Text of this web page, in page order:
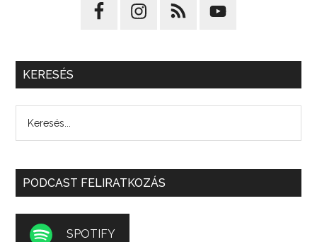
KERESÉS
PODCAST FELIRATKOZÁS
SPOTIFY